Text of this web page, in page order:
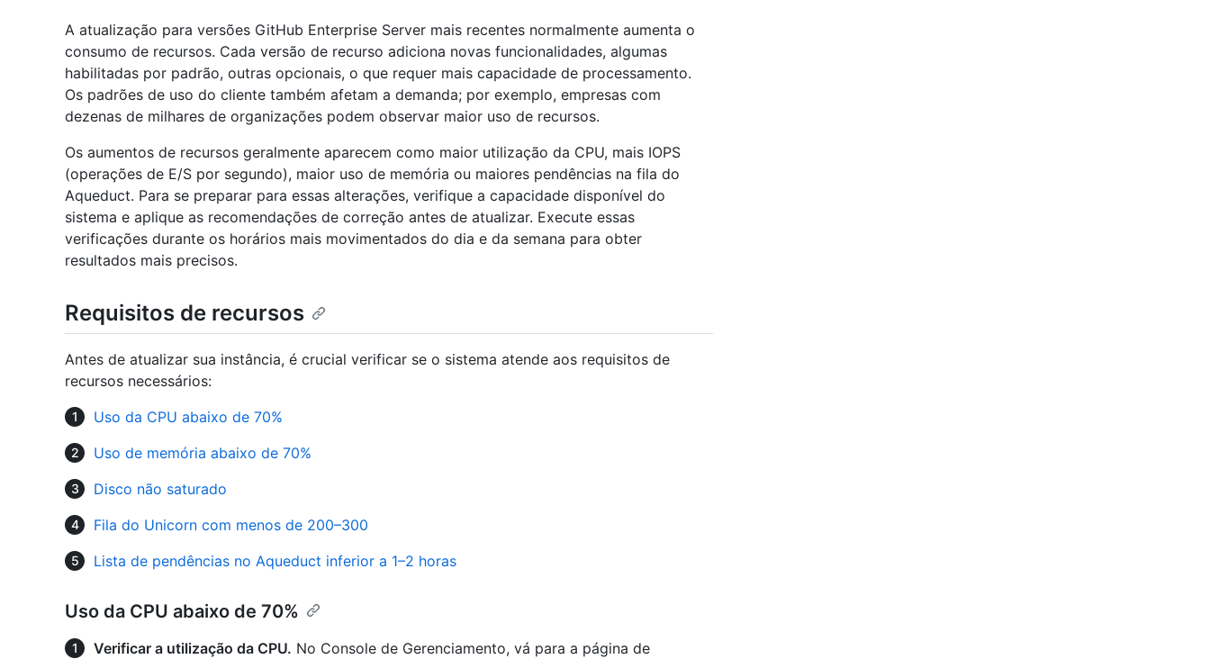
A atualização para versões GitHub Enterprise Server mais recentes normalmente aumenta o
consumo de recursos. Cada versão de recurso adiciona novas funcionalidades, algumas
habilitadas por padrão, outras opcionais, o que requer mais capacidade de processamento.
Os padrões de uso do cliente também afetam a demanda; por exemplo, empresas com
dezenas de milhares de organizações podem observar maior uso de recursos.
Os aumentos de recursos geralmente aparecem como maior utilização da CPU, mais IOPS
(operações de E/S por segundo), maior uso de memória ou maiores pendências na fila do
Aqueduct. Para se preparar para essas alterações, verifique a capacidade disponível do
sistema e aplique as recomendações de correção antes de atualizar. Execute essas
verificações durante os horários mais movimentados do dia e da semana para obter
resultados mais precisos.
Requisitos de recursos
Antes de atualizar sua instância, é crucial verificar se o sistema atende aos requisitos de
recursos necessários:
Uso da CPU abaixo de 70%
Uso de memória abaixo de 70%
Disco não saturado
Fila do Unicorn com menos de 200–300
Lista de pendências no Aqueduct inferior a 1–2 horas
Uso da CPU abaixo de 70%
Verificar a utilização da CPU. No Console de Gerenciamento, vá para a página de